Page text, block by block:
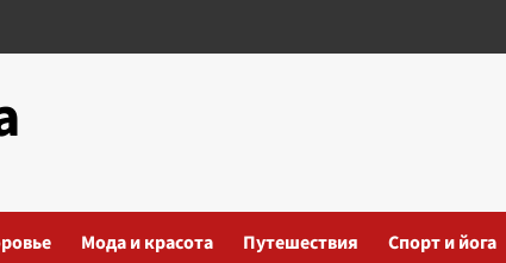
Мода и красота Путешествия Спорт и йога